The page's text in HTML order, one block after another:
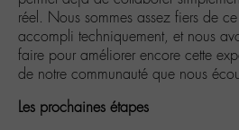
réel. Nous sommes assez fiers de
accompli techniquement, et nous
faire pour améliorer encore cette
de notre communauté que nous
Les prochaines étapes